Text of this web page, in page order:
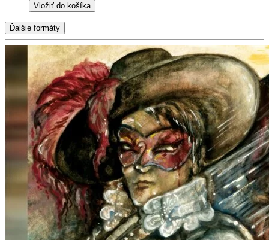
Vložiť do košíka
Ďalšie formáty